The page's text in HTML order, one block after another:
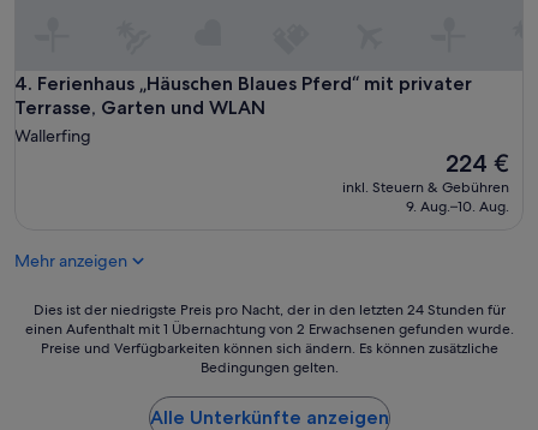
4. Ferienhaus „Häuschen Blaues Pferd“ mit privater
Terrasse, Garten und WLAN
Ferienhaus „Häuschen Blaues Pferd“ mit privater Terrasse,
Wallerfing
Der
Preis
beträgt
224 €
inkl. Steuern & Gebühren
9. Aug.–10. Aug.
Mehr anzeigen
Dies
ist
Dies ist der niedrigste Preis pro Nacht, der in den letzten 24 Stunden für
einen Aufenthalt mit 1 Übernachtung von 2 Erwachsenen gefunden wurde.
Preise und Verfügbarkeiten können sich ändern. Es können zusätzliche
Bedingungen gelten.
Alle Unterkünfte anzeigen